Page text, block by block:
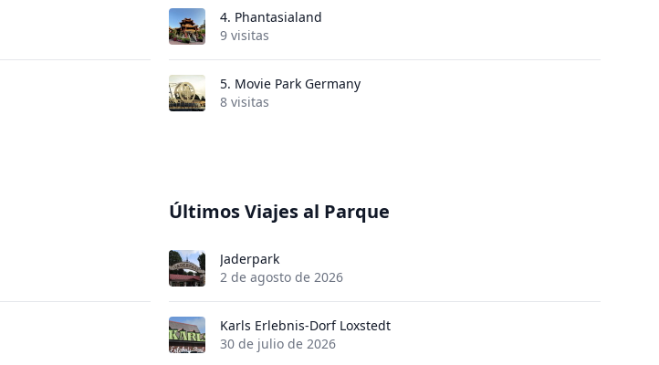
4. Phantasialand
9 visitas
5. Movie Park Germany
8 visitas
Últimos Viajes al Parque
Jaderpark
2 de agosto de 2026
Karls Erlebnis-Dorf Loxstedt
30 de julio de 2026